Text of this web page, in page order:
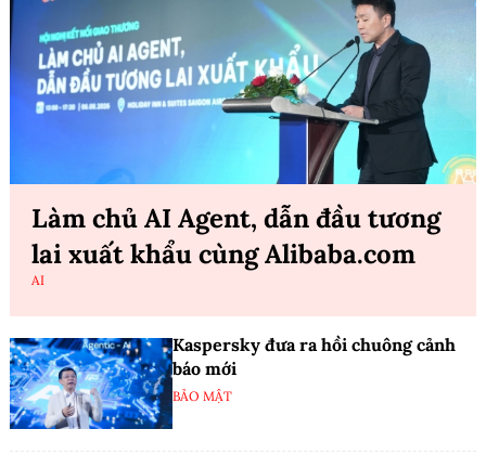
Làm chủ AI Agent, dẫn đầu tương
lai xuất khẩu cùng Alibaba.com
AI
Kaspersky đưa ra hồi chuông cảnh
báo mới
BẢO MẬT